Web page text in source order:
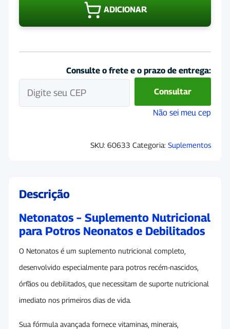
ADICIONAR
Consulte o frete e o prazo de entrega:
Consultar
Não sei meu cep
SKU: 60633 Categoria: Suplementos
Descrição
Netonatos – Suplemento Nutricional
para Potros Neonatos e Debilitados
O Netonatos é um suplemento nutricional completo,
desenvolvido especialmente para potros recém-nascidos,
órfãos ou debilitados, que necessitam de suporte nutricional
imediato nos primeiros dias de vida.
Sua fórmula avançada fornece vitaminas, minerais,